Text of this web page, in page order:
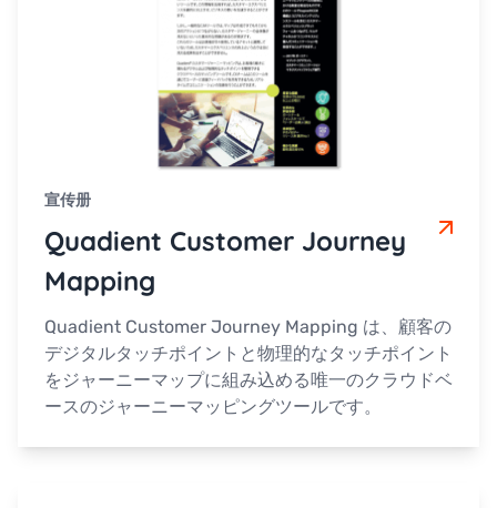
宣传册
Quadient Customer Journey
Mapping
Quadient Customer Journey Mapping は、顧客の
デジタルタッチポイントと物理的なタッチポイント
をジャーニーマップに組み込める唯一のクラウドベ
ースのジャーニーマッピングツールです。